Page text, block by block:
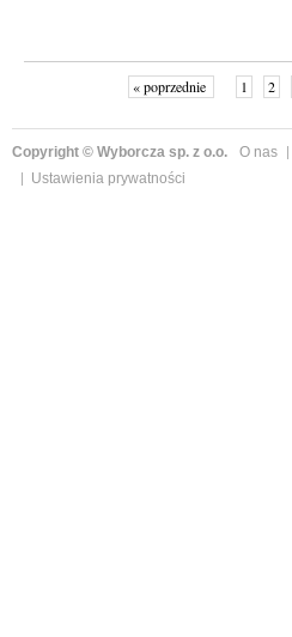
« poprzednie 1 2
Copyright © Wyborcza sp. z o.o. O nas
Ustawienia prywatności